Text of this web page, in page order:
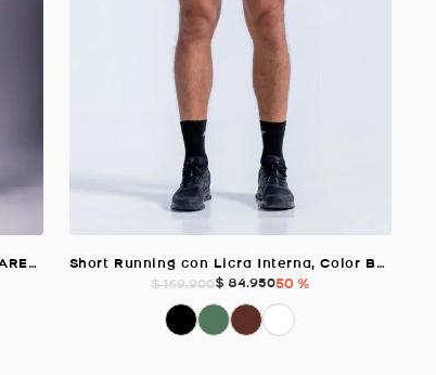
Pantalón Con Bota Resortada, Color ARENA Para Hombre
Short Running con Licra Interna, Color BLANCO Para Hombre
$ 169.900$ 84.95050 %